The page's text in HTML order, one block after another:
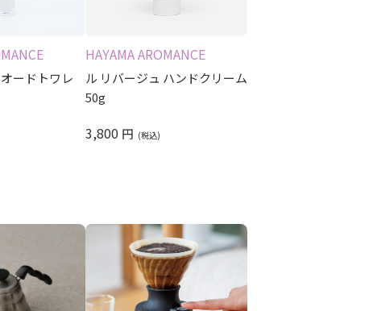
ードトワレ
HAYAMA AROMANCE
ル リバージュ ハンドクリーム
50g
3,800 円